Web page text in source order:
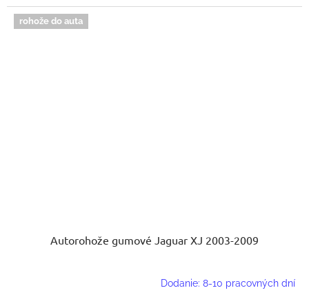
rohože do auta
Autorohože gumové Jaguar XJ 2003-2009
Dodanie: 8-10 pracovných dní